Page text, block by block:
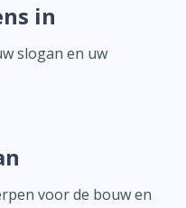
in
slogan en uw
voor de bouw en